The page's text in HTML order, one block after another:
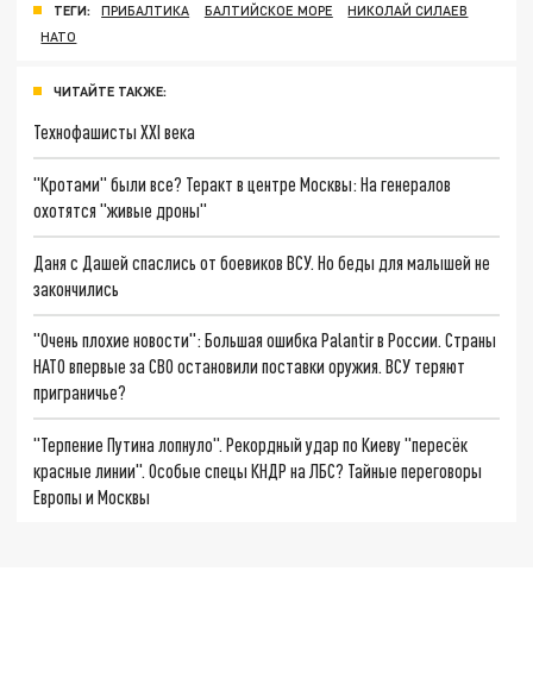
ТЕГИ: ПРИБАЛТИКА БАЛТИЙСКОЕ МОРЕ
НИКОЛАЙ СИЛАЕВ
НАТО
ЧИТАЙТЕ ТАКЖЕ:
Технофашисты XXI века
"Кротами" были все? Теракт в центре Москвы: На генералов
охотятся "живые дроны"
Даня с Дашей спаслись от боевиков ВСУ. Но беды для малышей не
закончились
"Очень плохие новости": Большая ошибка Palantir в России. Страны
НАТО впервые за СВО остановили поставки оружия. ВСУ теряют
приграничье?
"Терпение Путина лопнуло". Рекордный удар по Киеву "пересёк
красные линии". Особые спецы КНДР на ЛБС? Тайные переговоры
Европы и Москвы